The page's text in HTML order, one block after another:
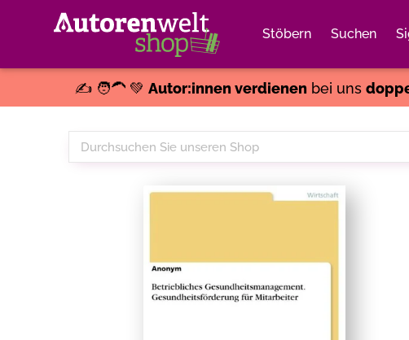
Stöbern Suchen
✍️ 🧑‍🦱 💚 Autor:innen verdienenbei uns
Durchsuchen
Sie